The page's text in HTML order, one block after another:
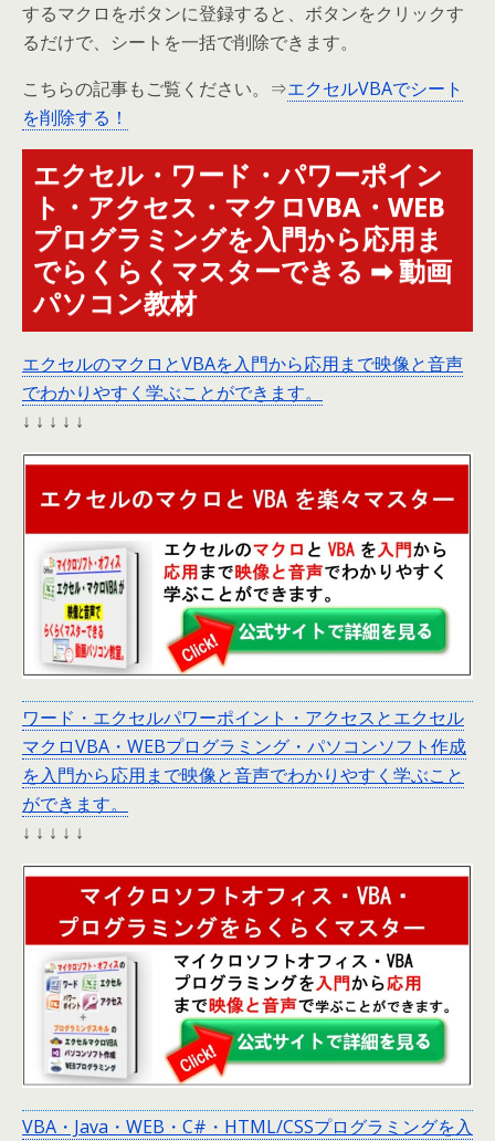
するマクロをボタンに登録すると、ボタンをクリックす
るだけで、シートを一括で削除できます。
こちらの記事もご覧ください。⇒エクセルVBAでシート
を削除する！
エクセル・ワード・パワーポイン
ト・アクセス・マクロVBA・WEB
プログラミングを入門から応用ま
でらくらくマスターできる ➡ 動画
パソコン教材
エクセルのマクロとVBAを入門から応用まで映像と音声
でわかりやすく学ぶことができます。
↓ ↓ ↓ ↓ ↓
ワード・エクセルパワーポイント・アクセスとエクセル
マクロVBA・WEBプログラミング・パソコンソフト作成
を入門から応用まで映像と音声でわかりやすく学ぶこと
ができます。
↓ ↓ ↓ ↓ ↓
VBA・Java・WEB・C#・HTML/CSSプログラミングを入